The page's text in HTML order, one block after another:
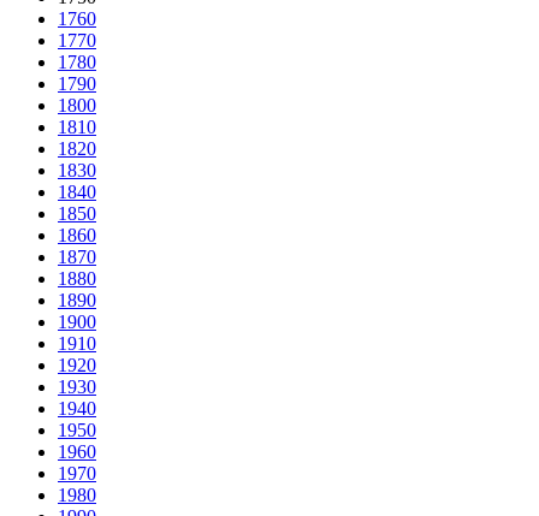
1760
1770
1780
1790
1800
1810
1820
1830
1840
1850
1860
1870
1880
1890
1900
1910
1920
1930
1940
1950
1960
1970
1980